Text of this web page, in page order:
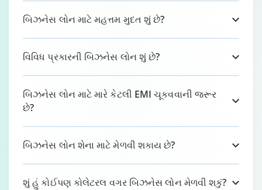
બિઝનેસ લોન માટે મહત્તમ મુદત શું છે?
વિવિધ પ્રકારની બિઝનેસ લોન શું છે?
બિઝનેસ લોન માટે મારે કેટલી EMI ચૂકવવાની જરૂર
છે?
બિઝનેસ લોન શેના માટે મેળવી શકાય છે?
શું હું કોઈપણ કોલેટરલ વગર બિઝનેસ લોન મેળવી શકું?